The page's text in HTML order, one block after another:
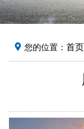
您的位置： 首页